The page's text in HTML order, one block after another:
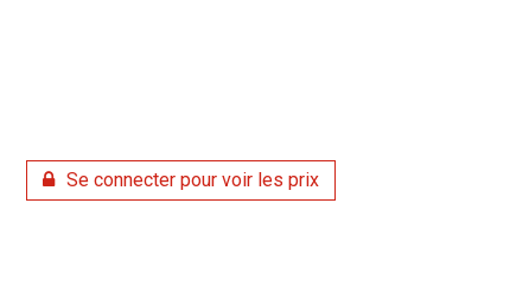
Se connecter pour voir les prix